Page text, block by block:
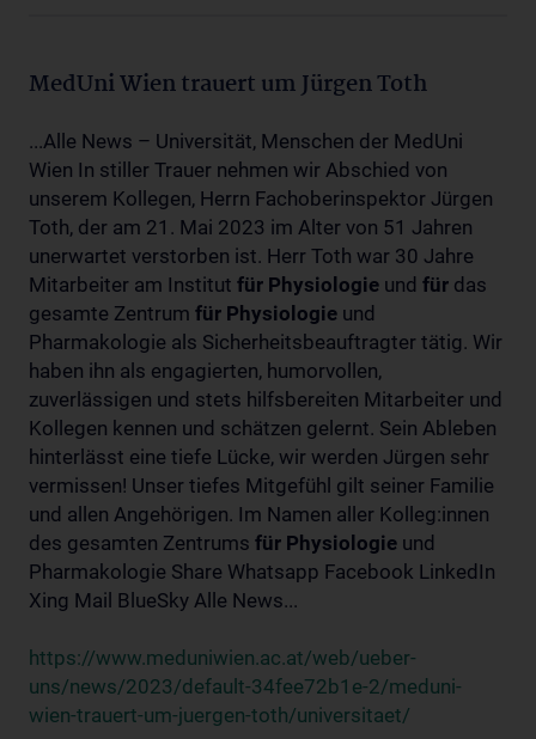
MedUni Wien trauert um Jürgen Toth
...Alle News – Universität, Menschen der MedUni
Wien In stiller Trauer nehmen wir Abschied von
unserem Kollegen, Herrn Fachoberinspektor Jürgen
Toth, der am 21. Mai 2023 im Alter von 51 Jahren
unerwartet verstorben ist. Herr Toth war 30 Jahre
Mitarbeiter am Institut für Physiologie und für das
gesamte Zentrum für Physiologie und
Pharmakologie als Sicherheitsbeauftragter tätig. Wir
haben ihn als engagierten, humorvollen,
zuverlässigen und stets hilfsbereiten Mitarbeiter und
Kollegen kennen und schätzen gelernt. Sein Ableben
hinterlässt eine tiefe Lücke, wir werden Jürgen sehr
vermissen! Unser tiefes Mitgefühl gilt seiner Familie
und allen Angehörigen. Im Namen aller Kolleg:innen
des gesamten Zentrums für Physiologie und
Pharmakologie Share Whatsapp Facebook LinkedIn
Xing Mail BlueSky Alle News...
https://www.meduniwien.ac.at/web/ueber-
uns/news/2023/default-34fee72b1e-2/meduni-
wien-trauert-um-juergen-toth/universitaet/